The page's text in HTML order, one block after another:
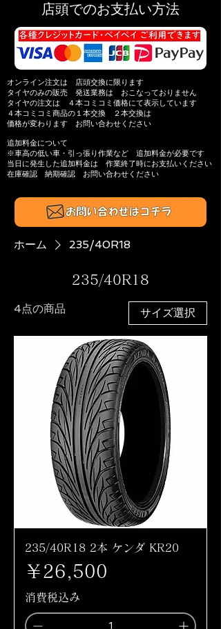
店頭でのお支払い方法
オンライン注文は 店頭交換に限ります
タイヤのみの販売 発送業務は おこなっておりません
タイヤの注文は ４本コミコミ価格にて表示しています
４本コミコミ商品の１本交換 ２本交換は
価格が変わります お問い合わせください
追加料金について
※​車高の低い車・引っ張り作業​など 追加料金が必要です
当日に発生した追加料金は 作業終了時にお支払いください
在庫確認 納期確認 お問い合わせください​
ホーム 235/40R18
235/40R18
4点の商品 サイズ選択
235/40R18 2本 ケンダ KR20
価格
￥26,500
消費税込み